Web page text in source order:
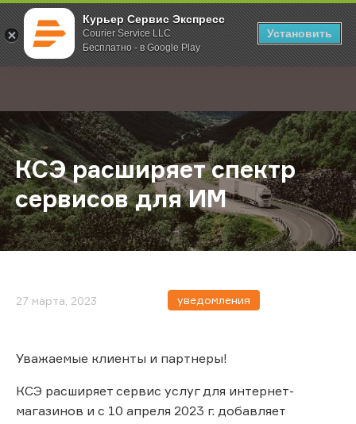
Курьер Сервис Экспресс
Courier Service LLC
Бесплатно - в Google Play
Установить
; Главная О компании Новости КСЭ расширяет спектр сервисов
КСЭ расширяет спектр
сервисов для ИМ
27 марта, 2023 уведомления
Уважаемые клиенты и партнеры!
КСЭ расширяет сервис услуг для интернет-
магазинов и с 10 апреля 2023 г. добавляет